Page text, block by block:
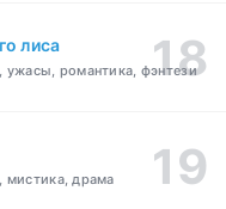
лиса
романтика, фэнтези
драма